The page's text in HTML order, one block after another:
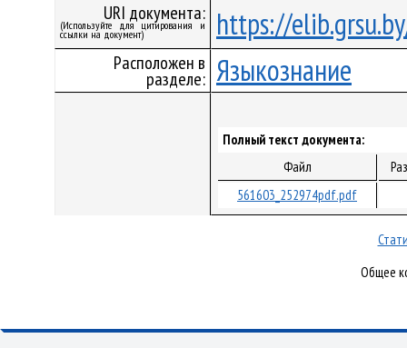
URI документа:
(Используйте для цитирования и
ссылки на документ) https://
Расположен в
разделе: Языкознание
Полный текст документа:
Файл
561603_252974pdf.pdf
Общее